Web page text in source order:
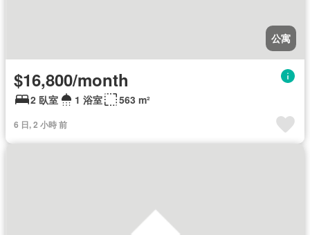
公寓
$16,800/month
2 臥室 1 浴室 563 m²
6 日, 2 小時 前